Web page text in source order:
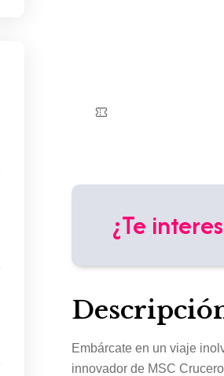
¿Te
Embárcate en un viaje
innovador de MSC